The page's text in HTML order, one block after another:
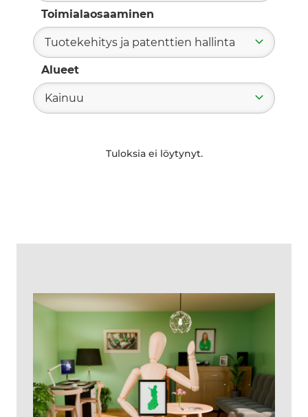
Toimialaosaaminen
Tuotekehitys ja patenttien hallinta
Alueet
Kainuu
Tuloksia ei löytynyt.